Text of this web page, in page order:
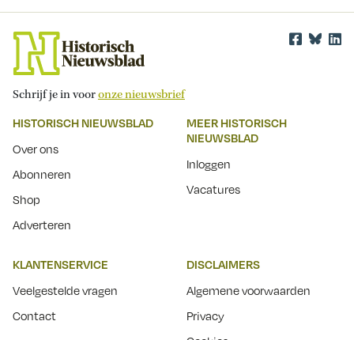
Schrijf je in vooronze nieuwsbrief
HISTORISCH NIEUWSBLAD
Over ons
Abonneren
Shop
Adverteren
MEER HISTORISCH
NIEUWSBLAD
Inloggen
Vacatures
KLANTENSERVICE
Veelgestelde vragen
Contact
DISCLAIMERS
Algemene voorwaarden
Privacy